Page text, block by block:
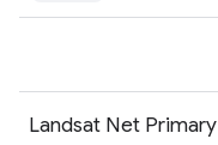
Landsat Net